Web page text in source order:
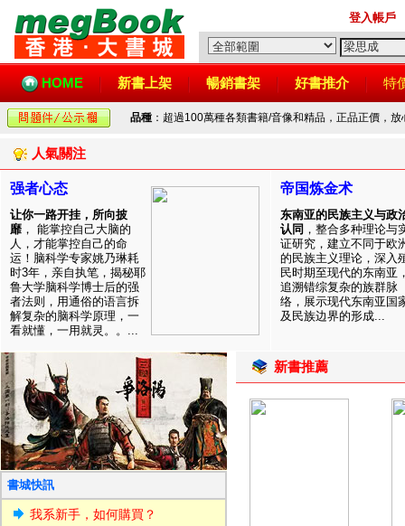
登入帳戶
HOME 新書上架 暢銷書架 好書推介 特
品種 ：超過100萬種各類書籍/音像和精品，正品正價，
人氣關注
强者心态
让你一路开挂，所向披
靡 ， 能掌控自己大脑的
人，才能掌控自己的命
运！脑科学专家姚乃琳耗
时3年，亲自执笔，揭秘耶
鲁大学脑科学博士后的强
者法则，用通俗的语言拆
解复杂的脑科学原理，一
看就懂，一用就灵。。...
帝国炼金术
东南亚的民族主义与政
认同 ，整合多种理论与
证研究，建立不同于欧
的民族主义理论，深入
民时期至现代的东南亚
追溯错综复杂的族群脉
络，展示现代东南亚国
及民族边界的形成...
書城快訊
我系新手，如何購買？
新書推薦